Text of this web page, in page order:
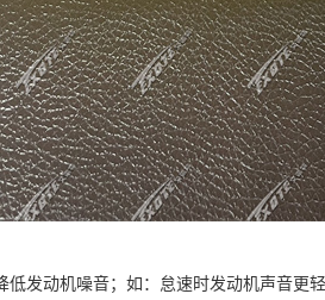
发动机噪音；如：怠速时发动机声音更